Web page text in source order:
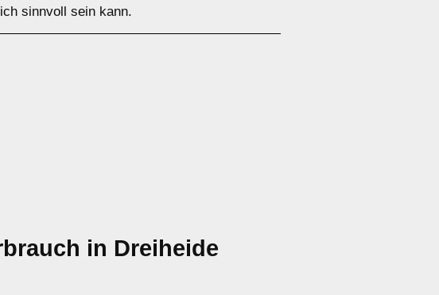
sinnvoll sein kann.
in Dreiheide